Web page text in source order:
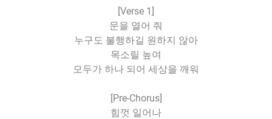
[Verse 1]
문을 열어 줘
누구도 불행하길 원하지 않아
목소릴 높여
모두가 하나 되어 세상을 깨워
[Pre-Chorus]
힘껏 일어나